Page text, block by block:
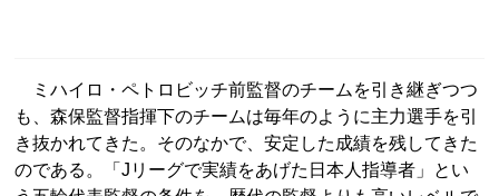
ミハイロ・ペトロビッチ前監督のチームを引き継ぎつつ
も、森保監督指揮下のチームは毎年のように主力選手を引
き抜かれてきた。そのなかで、安定した成績を残してきた
のである。「Jリーグで実績をあげた日本人指導者」とい